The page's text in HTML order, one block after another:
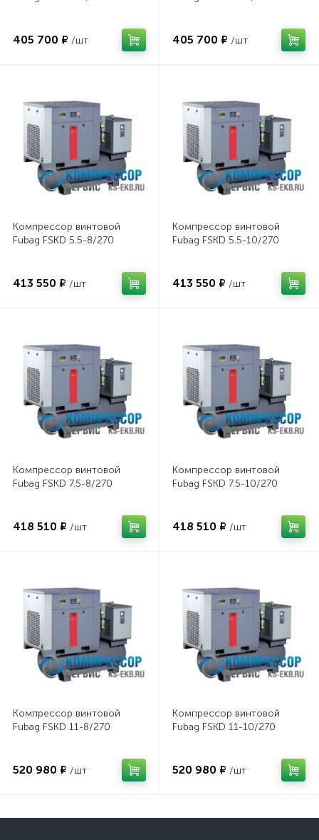
405 700 ₽ /шт 405 700 ₽ /шт
Компрессор винтовой
Fubag FSKD 5.5-8/270
413 550 ₽ /шт
Компрессор винтовой
Fubag FSKD 5.5-10/270
413 550 ₽ /шт
Компрессор винтовой
Fubag FSKD 7.5-8/270
418 510 ₽ /шт
Компрессор винтовой
Fubag FSKD 7.5-10/270
418 510 ₽ /шт
Компрессор винтовой
Fubag FSKD 11-8/270
520 980 ₽ /шт
Компрессор винтовой
Fubag FSKD 11-10/270
520 980 ₽ /шт